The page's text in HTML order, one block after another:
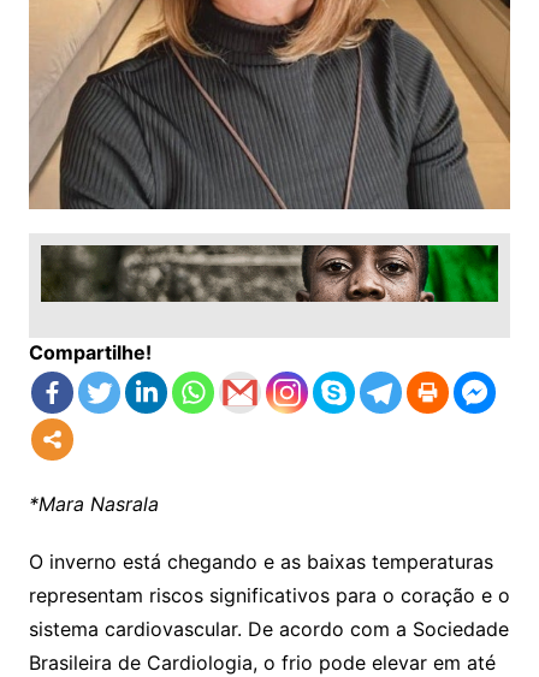
Compartilhe!
*Mara Nasrala
O inverno está chegando e as baixas temperaturas
representam riscos significativos para o coração e o
sistema cardiovascular. De acordo com a Sociedade
Brasileira de Cardiologia, o frio pode elevar em até